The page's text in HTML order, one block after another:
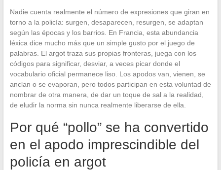
Nadie cuenta realmente el número de expresiones que giran en
torno a la policía: surgen, desaparecen, resurgen, se adaptan
según las épocas y los barrios. En Francia, esta abundancia
léxica dice mucho más que un simple gusto por el juego de
palabras. El argot traza sus propias fronteras, juega con los
códigos para significar, desviar, a veces picar donde el
vocabulario oficial permanece liso. Los apodos van, vienen, se
anclan o se evaporan, pero todos participan en esta voluntad de
nombrar de otra manera, de dar un toque de sal a la realidad,
de eludir la norma sin nunca realmente liberarse de ella.
Por qué “pollo” se ha convertido
en el apodo imprescindible del
policía en argot